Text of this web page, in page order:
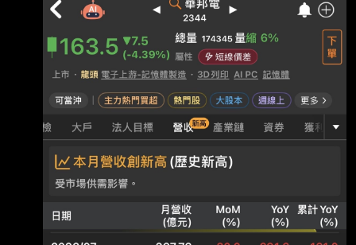
0?Stp=R1&TK= 民國115年07月 單位：新台幣
仟元 項目 營業收入淨額 本月： 26,773,179 去
年同期： 6,837,785 增減金額： 19,935,394 增
減百分比： 291.55 本年累計： 124,869,508
去年累計： 47,848,359 增減金額：
77,021,149 增減百分比： 160.97 備註/營收